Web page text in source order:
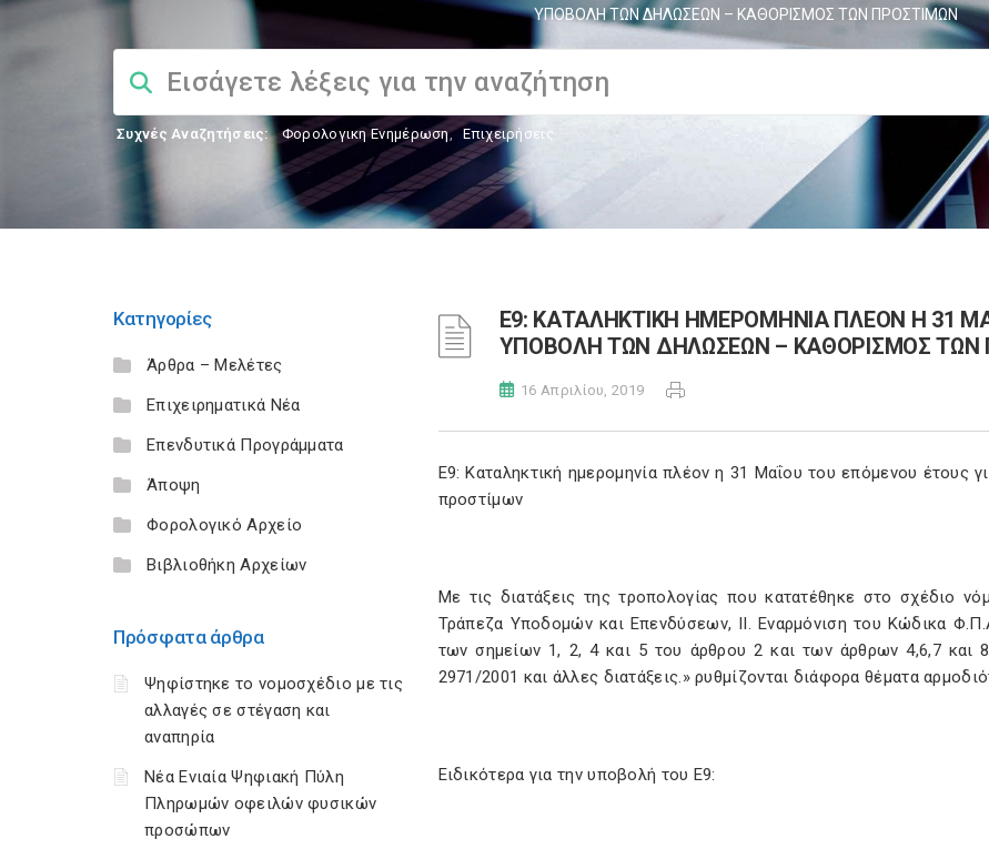
ΥΠΟΒΟΛΗ ΤΩΝ ΔΗΛΩΣΕΩΝ – ΚΑΘΟΡΙΣΜΟΣ ΤΩΝ ΠΡΟΣΤΙΜΩΝ
Συχνές Αναζητήσεις: Φορολογικη Ενημέρωση, Επιχειρήσεις
Κατηγορίες
Άρθρα – Μελέτες
Επιχειρηματικά Νέα
Επενδυτικά Προγράμματα
Άποψη
Φορολογικό Αρχείο
Βιβλιοθήκη Αρχείων
Πρόσφατα άρθρα
Ψηφίστηκε το νομοσχέδιο με τις
αλλαγές σε στέγαση και
αναπηρία
Νέα Ενιαία Ψηφιακή Πύλη
Πληρωμών οφειλών φυσικών
προσώπων
Ε9: ΚΑΤΑΛΗΚΤΙΚΗ ΗΜΕΡΟΜΗΝΙΑ ΠΛΕΟΝ Η 31
ΥΠΟΒΟΛΗ ΤΩΝ ΔΗΛΩΣΕΩΝ – ΚΑΘΟΡΙΣΜΟΣ ΤΩΝ
16 Απριλίου, 2019
Ε9: Καταληκτική ημερομηνία πλέον η 31 Μαΐου του επόμενου
προστίμων
Με τις διατάξεις της τροπολογίας που κατατέθηκε στο σχέδιο
Τράπεζα Υποδομών και Επενδύσεων, II. Εναρμόνιση του Κώδικα
των σημείων 1, 2, 4 και 5 του άρθρου 2 και των άρθρων 4,6,7 και
2971/2001 και άλλες διατάξεις.» ρυθμίζονται διάφορα θέματα
Ειδικότερα για την υποβολή του Ε9: